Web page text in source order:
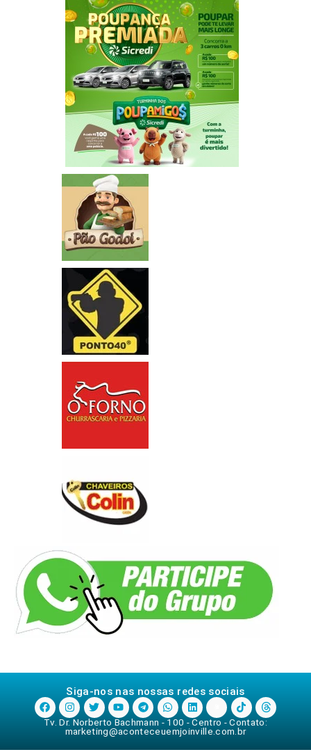
Siga-nos nas nossas redes sociais
Tv. Dr. Norberto Bachmann - 100 - Centro - Contato:
marketing@aconteceuemjoinville.com.br